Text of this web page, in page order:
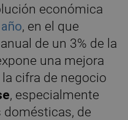
económica
, en el que
de un 3% de la
una mejora
cifra de negocio
, especialmente
domésticas, de